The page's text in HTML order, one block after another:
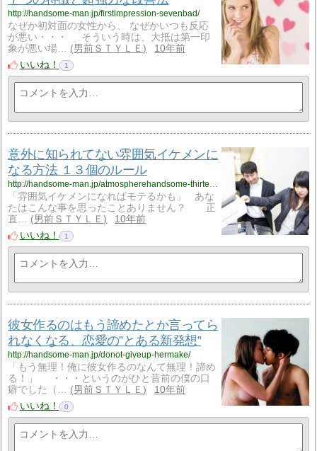
http://handsome-man.jp/firstimpression-sevenbad/
なぜか初対面の女性から、 なぜかいつも反応
が悪い・・・ そういう時は、大抵は第一印
象が悪い場…
男前ＳＴＹＬＥ
10年前
いいね！
1
意外に知られてない雰囲気イケメンに
なる方法 １３個のルール
http://handsome-man.jp/atmospherehandsome-thirteen/
「雰囲気イケメンになればモテるかも」 あな
たはこんな事を思ったことありません？ 正
直…
男前ＳＴＹＬＥ
10年前
いいね！
1
彼女作るのはもう諦めたとか言ってら
れなくなる、恋愛の”とある新発想”
http://handsome-man.jp/donot-giveup-hermake/
「もう無理！俺に彼女作るのなんて無理！諦め
る！」 ・・・というのがひと昔前の僕の口
癖でした（…
男前ＳＴＹＬＥ
10年前
いいね！
0